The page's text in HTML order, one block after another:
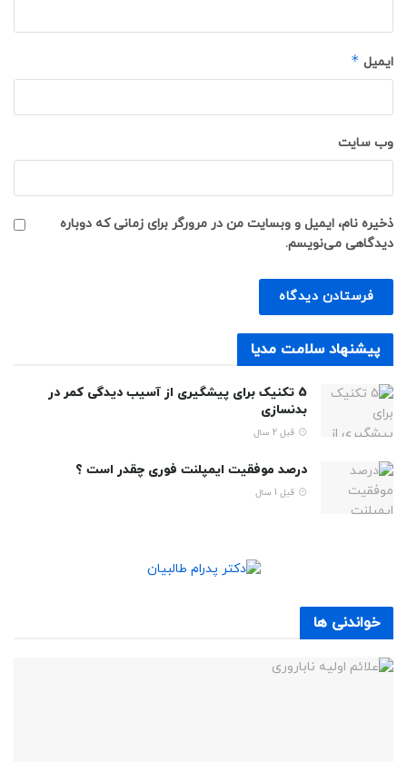
ایمیل *
وب‌ سایت
ذخیره نام، ایمیل و وبسایت من در مرورگر برای زمانی که دوباره
دیدگاهی می‌نویسم.
پیشنهاد سلامت مدیا
5 تکنیک برای پیشگیری از آسیب دیدگی کمر در
بدنسازی
قبل 2 سال
درصد موفقیت ایمپلنت فوری چقدر است ؟
قبل 1 سال
خواندنی ها